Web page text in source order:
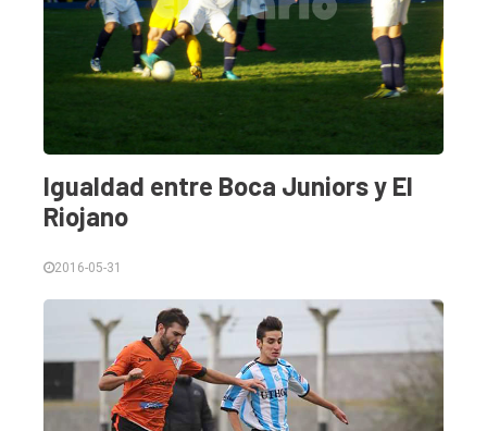
Igualdad entre Boca Juniors y El
Riojano
2016-05-31